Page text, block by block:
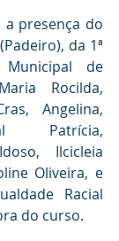
presença do
da 1ª
de
Rocilda,
Angelina,
Patrícia,
Ilcicleia
Oliveira, e
Racial
do curso.